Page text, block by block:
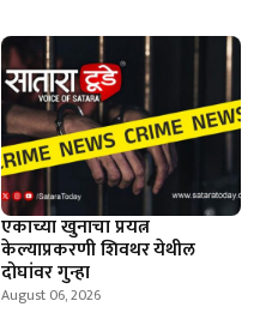
एकाच्या खुनाचा प्रयत्न
केल्याप्रकरणी शिवथर येथील
दोघांवर गुन्हा
August 06, 2026